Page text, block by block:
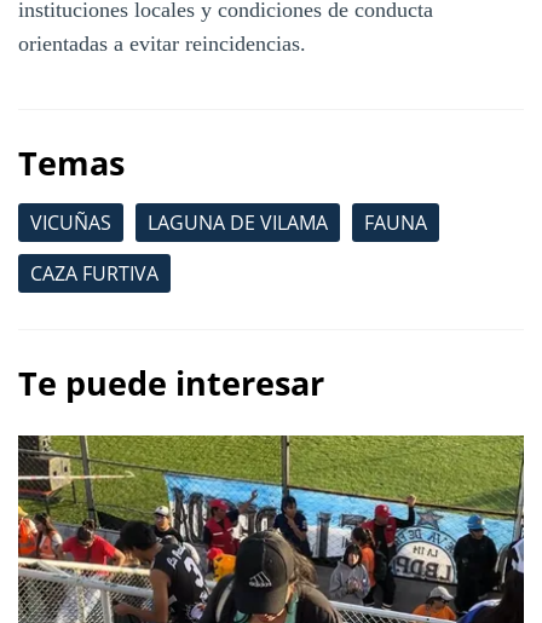
instituciones locales y condiciones de conducta
orientadas a evitar reincidencias.
Temas
VICUÑAS LAGUNA DE VILAMA
FAUNA
CAZA FURTIVA
Te puede interesar